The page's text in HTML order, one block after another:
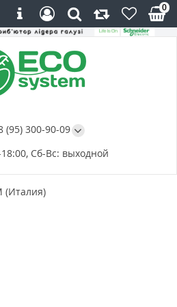
(95) 300-90-09
Сб-Вс: выходной
0
(Италия)